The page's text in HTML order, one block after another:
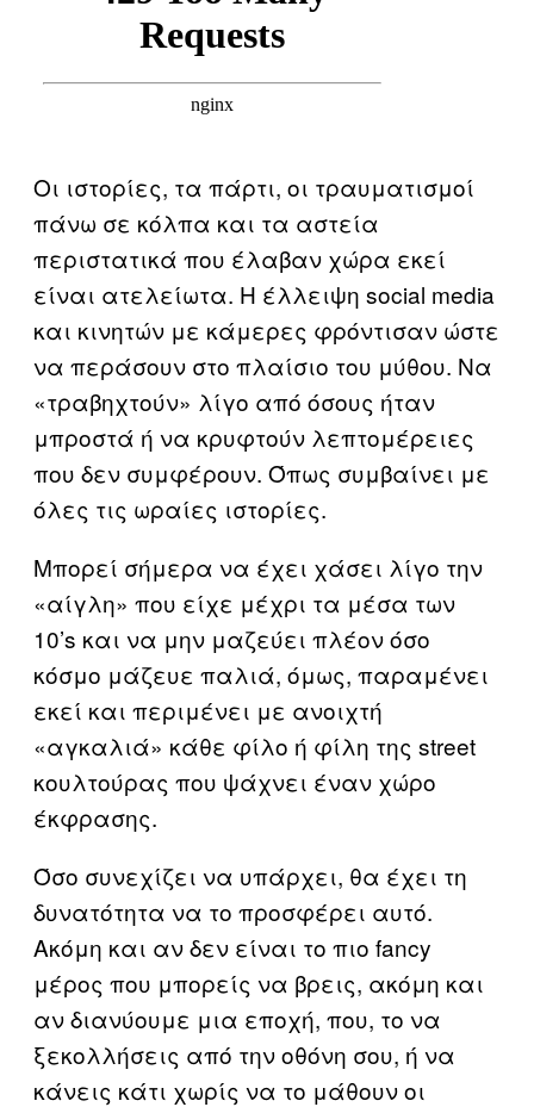
Οι ιστορίες, τα πάρτι, οι τραυματισμοί
πάνω σε κόλπα και τα αστεία
περιστατικά που έλαβαν χώρα εκεί
είναι ατελείωτα. Η έλλειψη social media
και κινητών με κάμερες φρόντισαν ώστε
να περάσουν στο πλαίσιο του μύθου. Να
«τραβηχτούν» λίγο από όσους ήταν
μπροστά ή να κρυφτούν λεπτομέρειες
που δεν συμφέρουν. Όπως συμβαίνει με
όλες τις ωραίες ιστορίες.
Μπορεί σήμερα να έχει χάσει λίγο την
«αίγλη» που είχε μέχρι τα μέσα των
10’s και να μην μαζεύει πλέον όσο
κόσμο μάζευε παλιά, όμως, παραμένει
εκεί και περιμένει με ανοιχτή
«αγκαλιά» κάθε φίλο ή φίλη της street
κουλτούρας που ψάχνει έναν χώρο
έκφρασης.
Όσο συνεχίζει να υπάρχει, θα έχει τη
δυνατότητα να το προσφέρει αυτό.
Ακόμη και αν δεν είναι το πιο fancy
μέρος που μπορείς να βρεις, ακόμη και
αν διανύουμε μια εποχή, που, το να
ξεκολλήσεις από την οθόνη σου, ή να
κάνεις κάτι χωρίς να το μάθουν οι